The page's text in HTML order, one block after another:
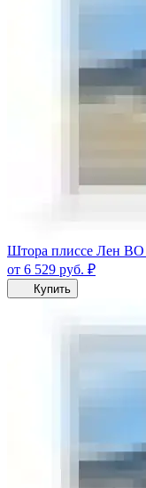
Штора плиссе Лен
от 6 529 руб. ₽
Купить